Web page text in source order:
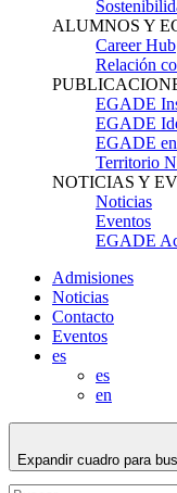
ALUMNOS Y
Career Hub
Relación
EGADE
EGADE
EGADE
Territorio
NOTICIAS Y
Noticias
Eventos
EGADE
Admisiones
Noticias
Contacto
Eventos
es
es
en
Expandir cuadro para